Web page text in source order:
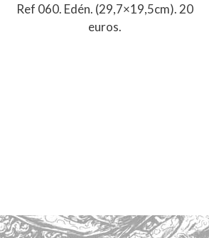
Ref 060. Edén. (29,7×19,5cm). 20
euros.